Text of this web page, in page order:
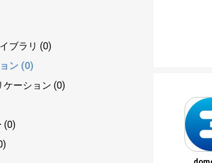
ブラリ (0)
ン (0)
ーション (0)
(0)